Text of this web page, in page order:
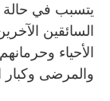
يتسبب في حالة
السائقين
الأحياء
والمرضى